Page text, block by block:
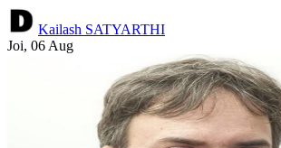
Kailash SATYARTHI
Joi, 06 Aug